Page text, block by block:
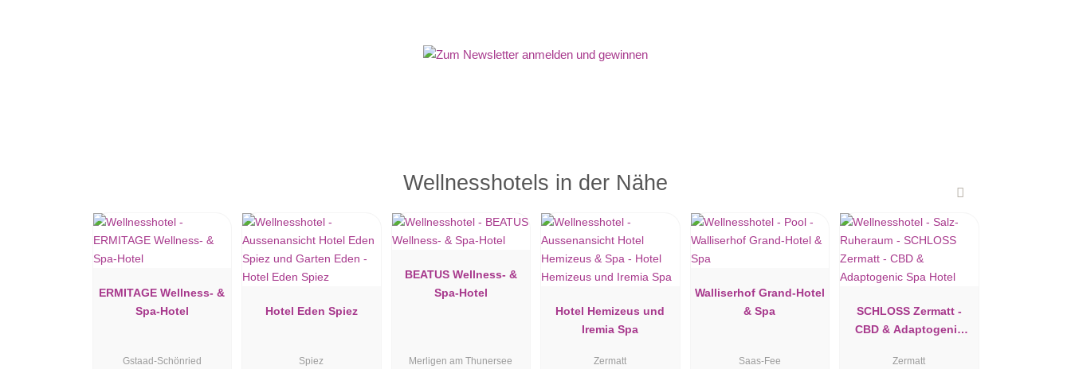
neue Energie tanken. Übergeben Sie sich in die magischen Hände unseres geschulten Massageteams und
geniessen Sie die Behandlungen mit Alpenkräutern oder einem Massageöl. Unser Team berät Sie gerne und hilft
Atmosphäre einer Grotte mit Stein und Wasser erwartet. Sollten Sie sich mehr Bewegung wünschen, können Sie
Wellnesshotels in der Nähe
ERMITAGE Wellness- &
Spa-Hotel
Gstaad-Schönried
Hotel Eden Spiez
Spiez
BEATUS Wellness- &
Spa-Hotel
Merligen am Thunersee
Hotel Hemizeus und
Iremia Spa
Zermatt
Walliserhof Grand-Hotel
& Spa
Saas-Fee
SCHLOSS Zermatt -
CBD & Adaptogenic
Zermatt